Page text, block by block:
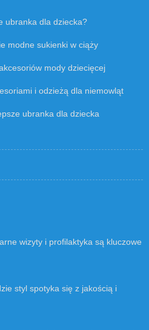
ubranka dla dziecka?
modne sukienki w ciąży
mody dziecięcej
i odzieżą dla niemowląt
ubranka dla dziecka
wizyty i profilaktyka są kluczowe
styl spotyka się z jakością i